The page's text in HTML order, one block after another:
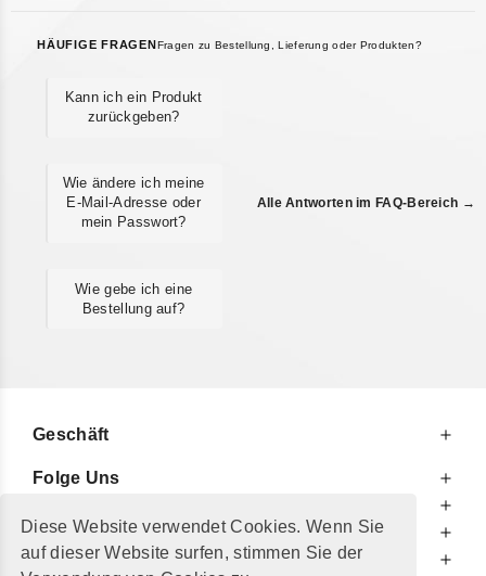
Diese Website verwendet Cookies. Wenn Sie
auf dieser Website surfen, stimmen Sie der
HÄUFIGE FRAGEN Fragen zu Bestellung, Lieferung oder Produkten?
Kann ich ein Produkt
zurückgeben?
Wie ändere ich meine
E-Mail-Adresse oder
mein Passwort?
Wie gebe ich eine
Bestellung auf?
Alle Antworten im FAQ-Bereich →
Geschäft
Folge Uns
Zu Ihrer Information
Zusätzlich